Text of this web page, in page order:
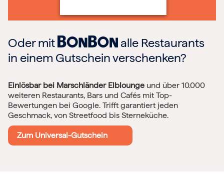
Oder mit
alle Restaurants
in einem Gutschein verschenken?
Einlösbar bei Marschländer Elblounge und über 10.000
weiteren Restaurants, Bars und Cafés mit Top-
Bewertungen bei Google. Trifft garantiert jeden
Geschmack, von Streetfood bis Sterneküche.
Zum Universal-Gutschein